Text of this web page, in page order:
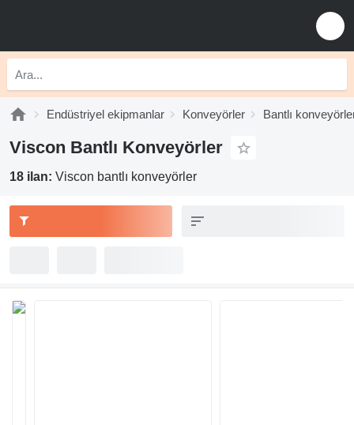
Endüstriyel ekipmanlar Konveyörler Bantlı
Viscon Bantlı Konveyörler
18 ilan: Viscon bantlı konveyörler